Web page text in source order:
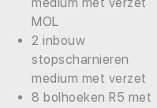
MOL
2 inbouw
stopscharnieren
medium met verzet
8 bolhoeken R5 met